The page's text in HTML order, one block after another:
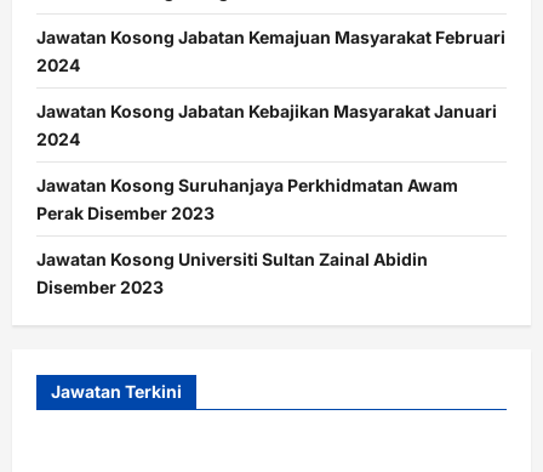
Jawatan Kosong Jabatan Kemajuan Masyarakat Februari
2024
Jawatan Kosong Jabatan Kebajikan Masyarakat Januari
2024
Jawatan Kosong Suruhanjaya Perkhidmatan Awam
Perak Disember 2023
Jawatan Kosong Universiti Sultan Zainal Abidin
Disember 2023
Jawatan Terkini